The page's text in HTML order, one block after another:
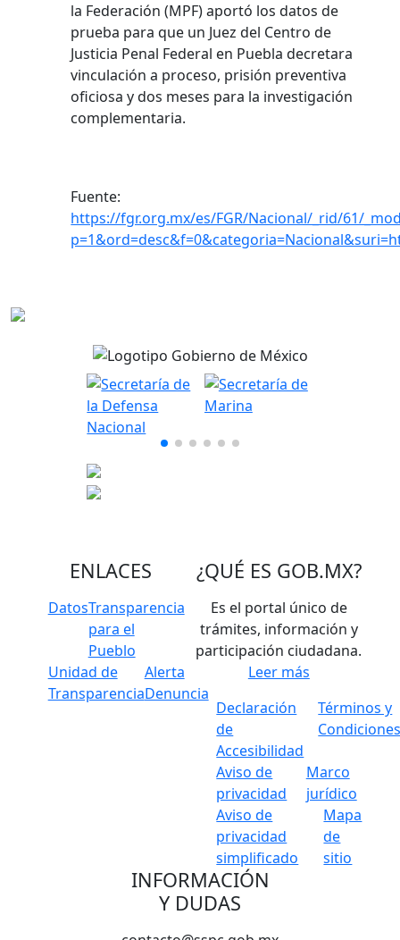
la Federación (MPF) aportó los datos de
prueba para que un Juez del Centro de
Justicia Penal Federal en Puebla decretara
vinculación a proceso, prisión preventiva
oficiosa y dos meses para la investigación
complementaria.
Fuente:
https://fgr.org.mx/es/FGR/Nacional/_rid/61/
ENLACES
DatosTransparencia
para el
Pueblo
Unidad de
Transparencia
Alerta
Denuncia
¿QUÉ ES GOB.MX?
Es el portal único de
trámites, información y
participación ciudadana.
Leer más
Declaración
de
Accesibilidad
Términos y
Aviso de
privacidad
Marco
jurídico
Aviso de
privacidad
simplificado
Mapa
de
sitio
INFORMACIÓN
Y DUDAS